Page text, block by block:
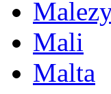
Mali
Malta